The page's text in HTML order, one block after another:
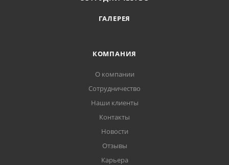
ГАЛЕРЕЯ
КОМПАНИЯ
О компании
Сотрудничество
Наши клиенты
Контакты
Новости
Отзывы
Карьера